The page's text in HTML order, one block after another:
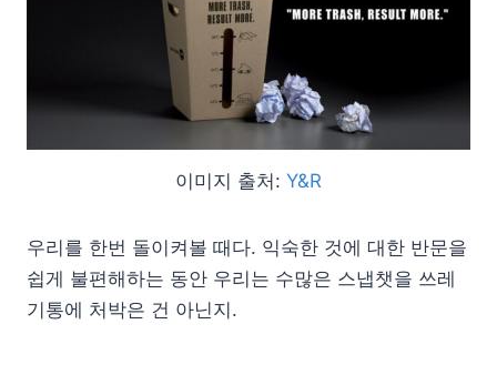
이미지 출처: Y&R
우리를 한번 돌이켜볼 때다. 익숙한 것에 대한 반문을
쉽게 불편해하는 동안 우리는 수많은 스냅챗을 쓰레
기통에 처박은 건 아닌지.